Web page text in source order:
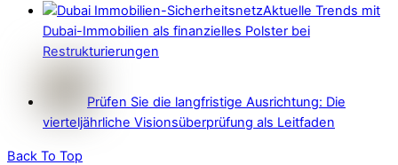
Aktuelle Trends mit
Dubai-Immobilien als finanzielles Polster bei
Restrukturierungen
Prüfen Sie die langfristige Ausrichtung: Die
vierteljährliche Visionsüberprüfung als Leitfaden
Back To Top